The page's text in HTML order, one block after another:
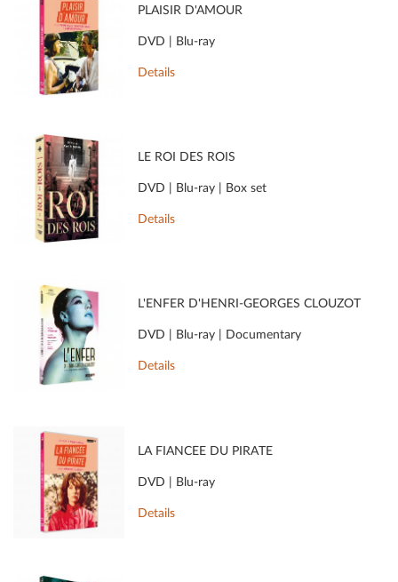
PLAISIR D'AMOUR
DVD | Blu-ray
Details
LE ROI DES ROIS
DVD | Blu-ray | Box set
Details
L'ENFER D'HENRI-GEORGES CLOUZOT
DVD | Blu-ray | Documentary
Details
LA FIANCÉE DU PIRATE
DVD | Blu-ray
Details